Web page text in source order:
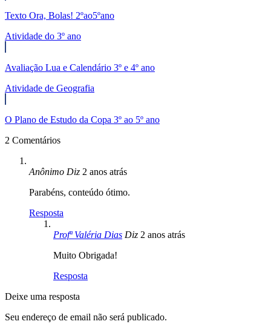
Texto Ora, Bolas! 2ºao5ºano
Atividade do 3º ano
Avaliação Lua e Calendário 3º e 4º ano
Atividade de Geografia
O Plano de Estudo da Copa 3º ao 5º ano
2 Comentários
Anônimo Diz 2 anos atrás
Parabéns, conteúdo ótimo.
Resposta
Profª Valéria Dias Diz 2 anos atrás
Muito Obrigada!
Resposta
Deixe uma resposta
Seu endereço de email não será publicado.